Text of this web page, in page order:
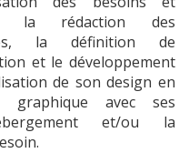
la rédaction des
la définition de
et le développement
de son design en
avec ses
et/ou la